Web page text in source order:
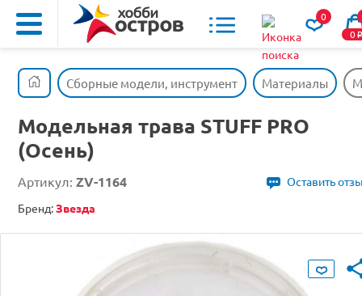
0
0o
Сборные модели, инструмент Материалы
Модельная трава STUFF PRO
(Осень)
Артикул: ZV-1164
Оставить
Бренд:Звезда